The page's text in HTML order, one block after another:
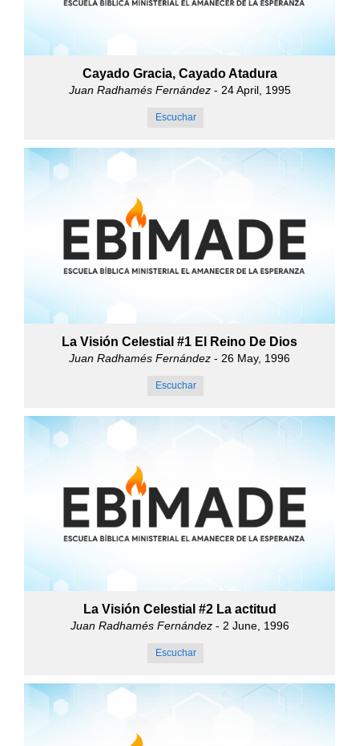
Cayado Gracia, Cayado Atadura
Juan Radhamés Fernández- 24 April, 1995
Escuchar
La Visión Celestial #1 El Reino De Dios
Juan Radhamés Fernández - 26 May, 1996
Escuchar
La Visión Celestial #2 La actitud
Juan Radhamés Fernández- 2 June, 1996
Escuchar